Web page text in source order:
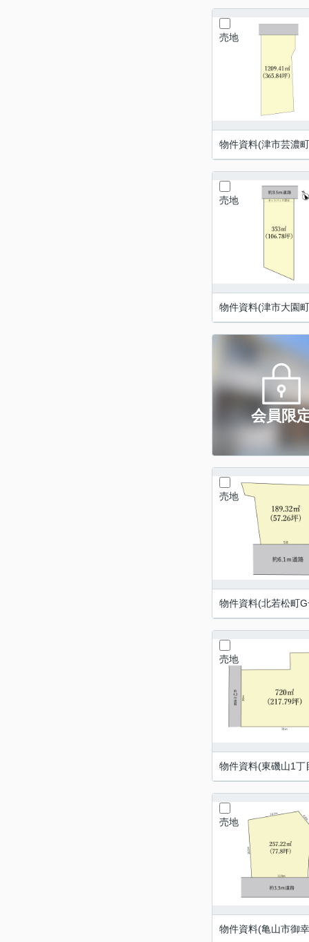
売地
物件資料(津市芸濃
売地
物件資料(津市大園
会員限
売地
物件資料(北若松町
売地
物件資料(東磯山1丁
売地
物件資料(亀山市御